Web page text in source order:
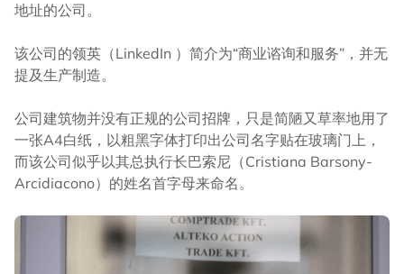
地址的公司。
该公司的领英（LinkedIn ）简介为“商业谘询和服务”，并无
提及生产制造。
公司建筑物并没有正规的公司招牌，只是简陋又草率地用了
一张A4白纸，以粗黑字体打印出公司名字贴在玻璃门上，
而该公司似乎以其总执行长巴索尼（Cristiana Barsony-
Arcidiacono）的姓名首字母来命名。